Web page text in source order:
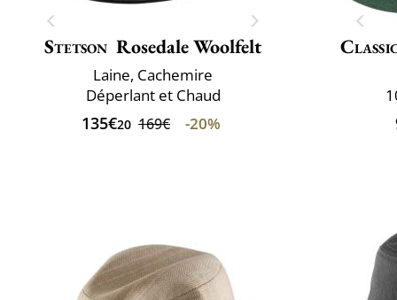
Stetson Rosedale Woolfelt
Laine, Cachemire
Déperlant et Chaud
135€20 169€ -20%